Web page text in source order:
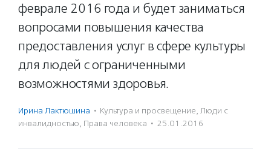
феврале 2016 года и будет заниматься
вопросами повышения качества
предоставления услуг в сфере культуры
для людей с ограниченными
возможностями здоровья.
Ирина Лактюшина · Культура и просвещение, Люди с
инвалидностью, Права человека · 25.01.2016